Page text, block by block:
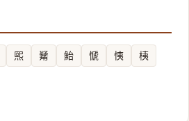
煕 觺 鮐 㥴 恞
桋